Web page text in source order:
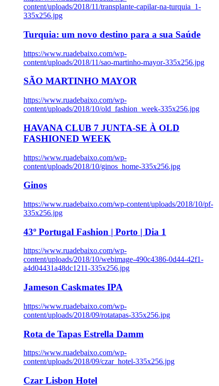
content/uploads/2018/11/transplante-capilar-na-turquia_1-
335x256.jpg
Turquia: um novo destino para a sua Saúde
https://www.ruadebaixo.com/wp-
content/uploads/2018/11/sao-martinho-mayor-335x256.jpg
SÃO MARTINHO MAYOR
https://www.ruadebaixo.com/wp-
content/uploads/2018/10/old_fashion_week-335x256.jpg
HAVANA CLUB 7 JUNTA-SE À OLD
FASHIONED WEEK
https://www.ruadebaixo.com/wp-
content/uploads/2018/10/ginos_home-335x256.jpg
Ginos
https://www.ruadebaixo.com/wp-content/uploads/2018/10/pf-
335x256.jpg
43º Portugal Fashion | Porto | Dia 1
https://www.ruadebaixo.com/wp-
content/uploads/2018/10/webimage-490c4386-0d44-42f1-
a4d04431a48dc1211-335x256.jpg
Jameson Caskmates IPA
https://www.ruadebaixo.com/wp-
content/uploads/2018/09/rotatapas-335x256.jpg
Rota de Tapas Estrella Damm
https://www.ruadebaixo.com/wp-
content/uploads/2018/09/czar_hotel-335x256.jpg
Czar Lisbon Hotel